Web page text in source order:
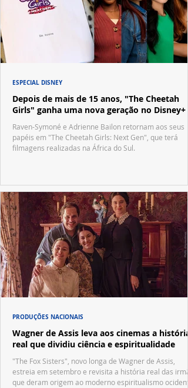
Depois de mais de 15 anos, "The Cheetah
Girls" ganha uma nova geração no Disney+
Raven-Symoné e Adrienne Bailon retornam aos seus
papéis em "The Cheetah Girls: Next Gen", que terá
filmagens realizadas na África do Sul.
ESPECIAL DISNEY
Wagner de Assis leva aos cinemas a história
real que dividiu ciência e espiritualidade
"The Fox Sisters", novo longa de Wagner de Assis,
estreia em setembro e revisita a história real das
que deram origem ao moderno espiritualismo
PRODUÇÕES NACIONAIS